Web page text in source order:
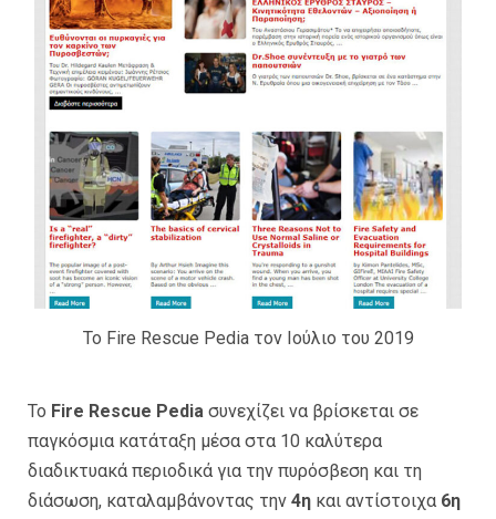
Το Fire Rescue Pedia τον Ιούλιο του 2019
Το Fire Rescue Pedia συνεχίζει να βρίσκεται σε
παγκόσμια κατάταξη μέσα στα 10 καλύτερα
διαδικτυακά περιοδικά για την πυρόσβεση και τη
διάσωση, καταλαμβάνοντας την 4η και αντίστοιχα 6η